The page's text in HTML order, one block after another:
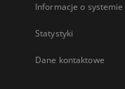
Informacje o systemie
Statystyki
Dane kontaktowe